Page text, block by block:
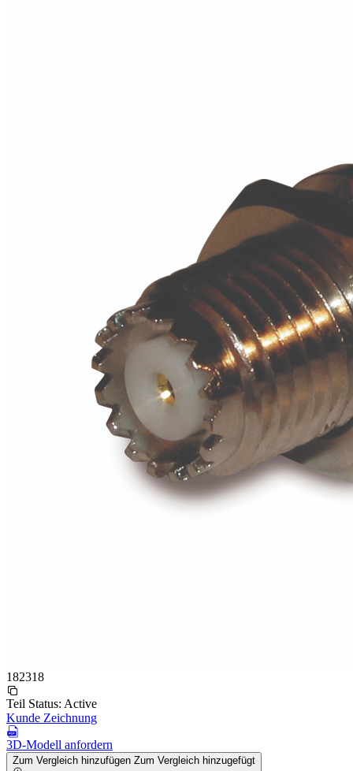
182318
Teil Status: Active
Kunde Zeichnung
3D-Modell anfordern
Zum Vergleich hinzufügen Zum Vergleich hinzugefügt